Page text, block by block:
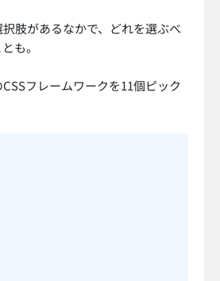
肢があるなかで、どれを選ぶべ
も。
フレームワークを11個ピック